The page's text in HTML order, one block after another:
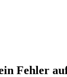
Fehler